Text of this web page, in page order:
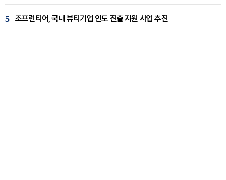
5 조프런티어, 국내 뷰티기업 인도 진출 지원 사업 추진